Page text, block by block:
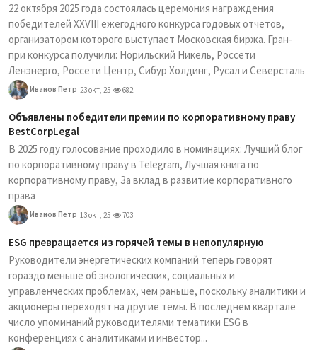
22 октября 2025 года состоялась церемония награждения
победителей XXVIII ежегодного конкурса годовых отчетов,
организатором которого выступает Московская биржа. Гран-
при конкурса получили: Норильский Никель, Россети
Ленэнерго, Россети Центр, Сибур Холдинг, Русал и Северсталь
Иванов Петр 23 окт, 25 682
Объявлены победители премии по корпоративному праву
BestCorpLegal
В 2025 году голосование проходило в номинациях: Лучший блог
по корпоративному праву в Telegram, Лучшая книга по
корпоративному праву, За вклад в развитие корпоративного
права
Иванов Петр 13 окт, 25 703
ESG превращается из горячей темы в непопулярную
Руководители энергетических компаний теперь говорят
гораздо меньше об экологических, социальных и
управленческих проблемах, чем раньше, поскольку аналитики и
акционеры переходят на другие темы. В последнем квартале
число упоминаний руководителями тематики ESG в
конференциях с аналитиками и инвестор...